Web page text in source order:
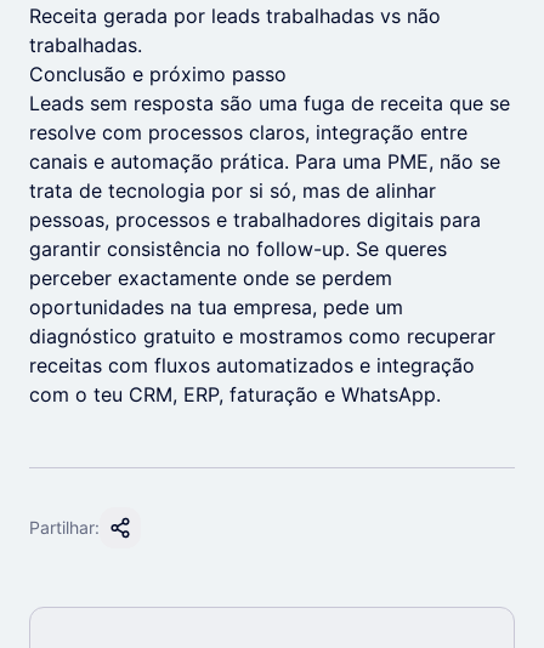
Receita gerada por leads trabalhadas vs não
trabalhadas.
Conclusão e próximo passo
Leads sem resposta são uma fuga de receita que se
resolve com processos claros, integração entre
canais e automação prática. Para uma PME, não se
trata de tecnologia por si só, mas de alinhar
pessoas, processos e trabalhadores digitais para
garantir consistência no follow-up. Se queres
perceber exactamente onde se perdem
oportunidades na tua empresa, pede um
diagnóstico gratuito e mostramos como recuperar
receitas com fluxos automatizados e integração
com o teu CRM, ERP, faturação e WhatsApp.
Partilhar: